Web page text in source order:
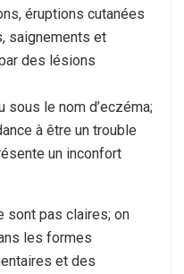
éruptions cutanées
saignements et
des lésions
sous le nom d’eczéma;
à être un trouble
un inconfort
sont pas claires; on
les formes
et des